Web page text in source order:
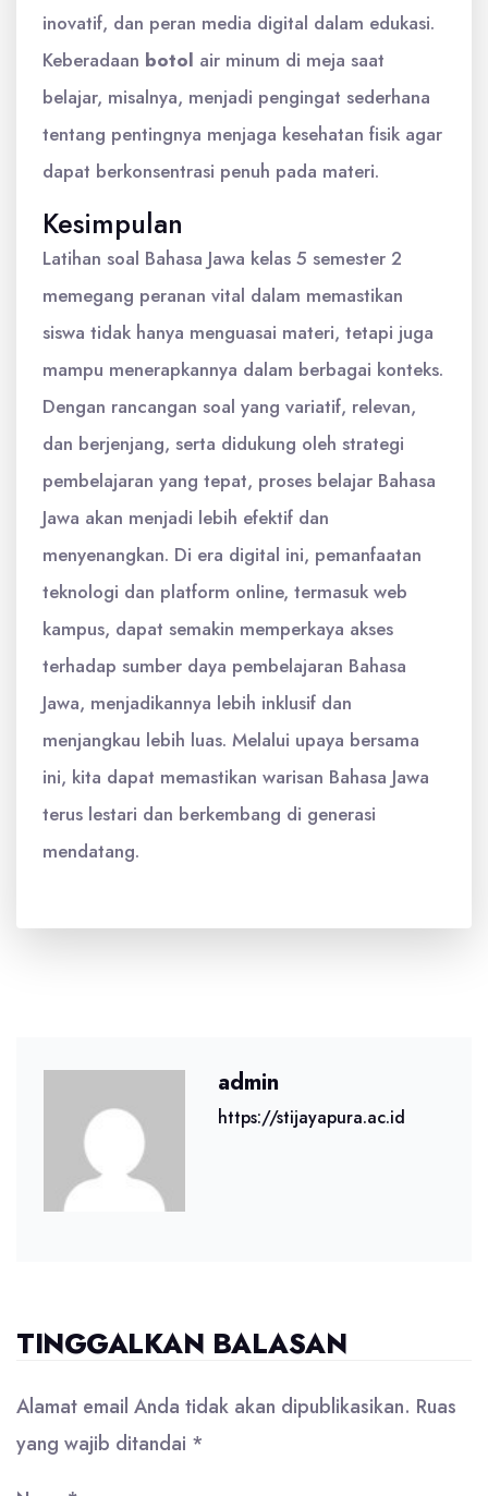
inovatif, dan peran media digital dalam edukasi.
Keberadaan botol air minum di meja saat
belajar, misalnya, menjadi pengingat sederhana
tentang pentingnya menjaga kesehatan fisik agar
dapat berkonsentrasi penuh pada materi.
Kesimpulan
Latihan soal Bahasa Jawa kelas 5 semester 2
memegang peranan vital dalam memastikan
siswa tidak hanya menguasai materi, tetapi juga
mampu menerapkannya dalam berbagai konteks.
Dengan rancangan soal yang variatif, relevan,
dan berjenjang, serta didukung oleh strategi
pembelajaran yang tepat, proses belajar Bahasa
Jawa akan menjadi lebih efektif dan
menyenangkan. Di era digital ini, pemanfaatan
teknologi dan platform online, termasuk web
kampus, dapat semakin memperkaya akses
terhadap sumber daya pembelajaran Bahasa
Jawa, menjadikannya lebih inklusif dan
menjangkau lebih luas. Melalui upaya bersama
ini, kita dapat memastikan warisan Bahasa Jawa
terus lestari dan berkembang di generasi
mendatang.
admin
https://stijayapura.ac.id
TINGGALKAN BALASAN
Alamat email Anda tidak akan dipublikasikan. Ruas
yang wajib ditandai *